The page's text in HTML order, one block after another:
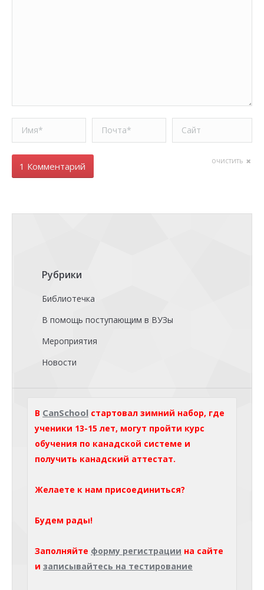
Имя * Почта * Сайт
очистить
1 Комментарий
Рубрики
Библиотечка
В помощь поступающим в ВУЗы
Мероприятия
Новости
В CanSchool стартовал зимний набор, где
ученики 13-15 лет, могут пройти курс
обучения по канадской системе и
получить канадский аттестат.
Желаете к нам присоединиться?
Будем рады!
Заполняйте форму регистрации на сайте
и записывайтесь на тестирование